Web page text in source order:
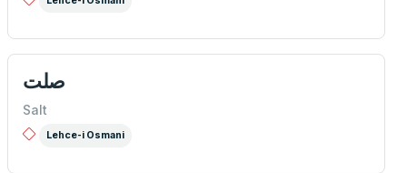
صلت
Salt
Lehce-i Osmani